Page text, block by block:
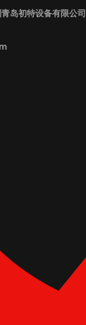
岛初特设备有限公司